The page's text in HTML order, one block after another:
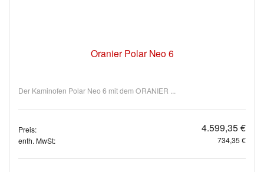
Oranier Polar Neo 6
Der Kaminofen Polar Neo 6 mit dem ORANIER ...
Preis: 4.599,35 €
enth. MwSt: 734,35 €